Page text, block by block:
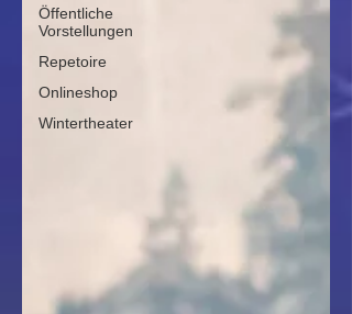
Öffentliche
Vorstellungen
Repetoire
Onlineshop
Wintertheater